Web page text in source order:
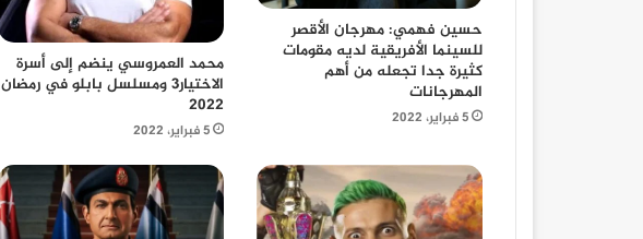
حسين فهمي: مهرجان الأقصر
للسينما الأفريقية لديه مقومات
كثيرة جدا تجعله من أهم
المهرجانات
5 فبراير، 2022
محمد العمروسي ينضم إلى أسرة
الاختيار3 ومسلسل بابلو في رمضان
2022
5 فبراير، 2022